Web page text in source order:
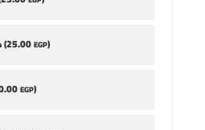
خيار مخلل (25.00EGP)
.00EGP)